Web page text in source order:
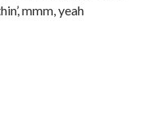
mmm, yeah